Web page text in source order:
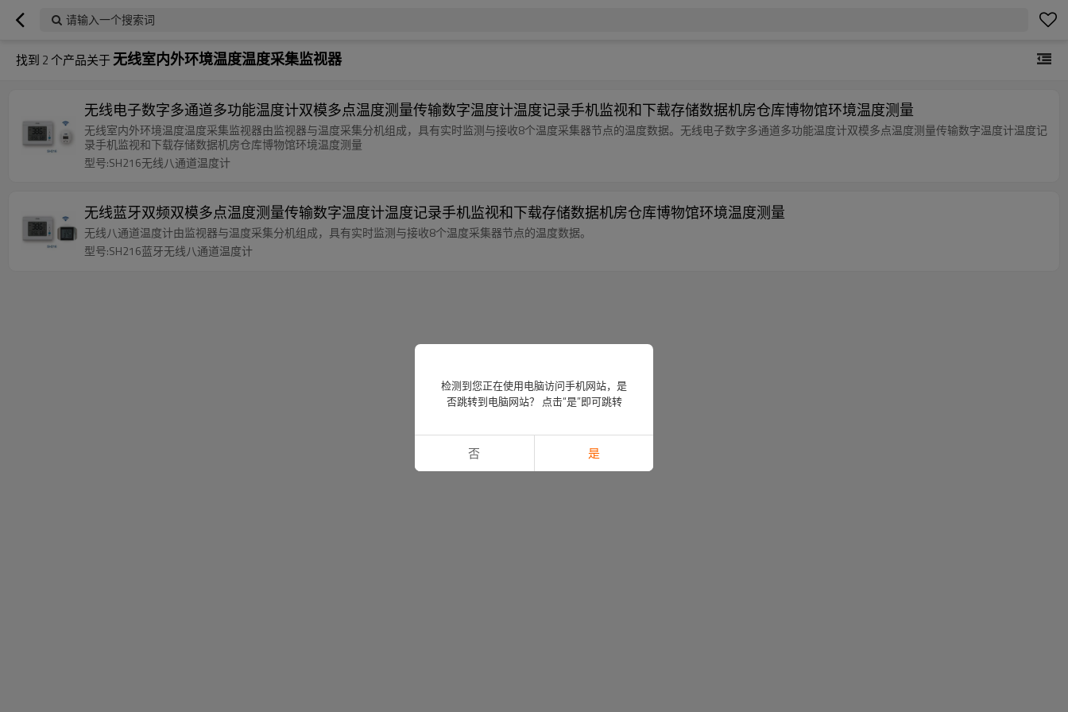
请输入一个搜索词
找到 2个产品关于无线室内外环境温度温度采集监视器
无线电子数字多通道多功能温度计双模多点温度测量传输数字温度计温度记录手机监视和下载存储数据机房仓库博物馆环境温度测量
无线室内外环境温度温度采集监视器由监视器与温度采集分机组成，具有实时监测与接收8个温度采集器节点的温度数据。无线电子数字多通道多功能温度计双模多点温度测量传输数字温度计温度记
录手机监视和下载存储数据机房仓库博物馆环境温度测量
型号:SH216无线八通道温度计
无线蓝牙双频双模多点温度测量传输数字温度计温度记录手机监视和下载存储数据机房仓库博物馆环境温度测量
无线八通道温度计由监视器与温度采集分机组成，具有实时监测与接收8个温度采集器节点的温度数据。
型号:SH216蓝牙无线八通道温度计
检测到您正在使用电脑访问手机网站，是
否跳转到电脑网站？ 点击“是”即可跳转
否 是